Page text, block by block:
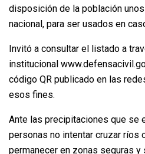
disposición de la población
nacional, para ser usados en
Invitó a consultar el listado a
institucional
código QR publicado en las
esos fines.
Ante las precipitaciones que se
personas no intentar cruzar ríos
permanecer en zonas seguras